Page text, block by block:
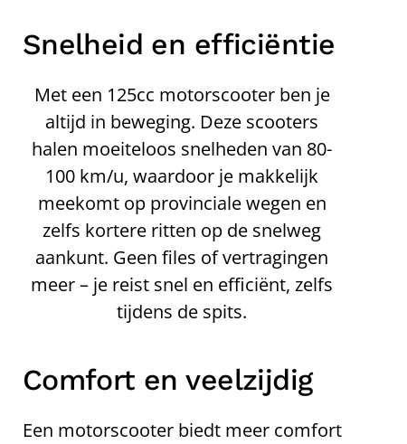
Snelheid en efficiëntie
Met een 125cc motorscooter ben je
altijd in beweging. Deze scooters
halen moeiteloos snelheden van 80-
100 km/u, waardoor je makkelijk
meekomt op provinciale wegen en
zelfs kortere ritten op de snelweg
aankunt. Geen files of vertragingen
meer – je reist snel en efficiënt, zelfs
tijdens de spits.
Comfort en veelzijdig
Een motorscooter biedt meer comfort